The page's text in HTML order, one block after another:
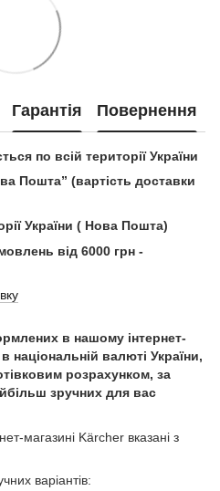
Гарантія Повернення
по всій території України
Пошта” (вартість доставки
України ( Нова Пошта)
від 6000 грн -
в нашому інтернет-
національній валюті України,
розрахунком, за
зручних для вас
магазині Kärcher вказані з
варіантів: